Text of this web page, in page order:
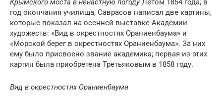
Крымского моста в ненастную погодуЛетом 1854 года, в
год окончания училища, Саврасов написал две картины,
которые показал на осенней выставке Академии
художеств: «Вид в окрестностях Ораниенбаума» и
«Морской берег в окрестностях Ораниенбаума». За них
ему было присвоено звание академика; первая из этих
картин была приобретена Третьяковым в 1858 году.
Вид в окрестностях Ораниенбаума